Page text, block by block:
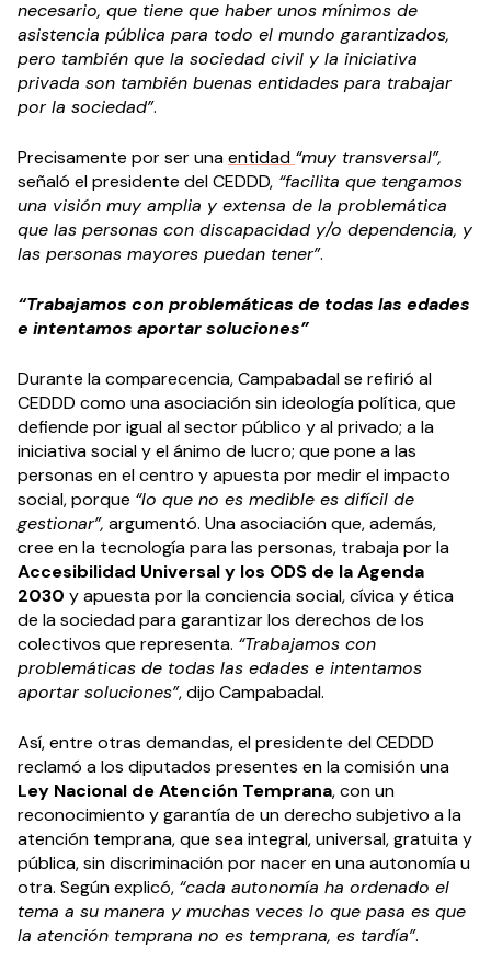
necesario, que tiene que haber unos mínimos de
asistencia pública para todo el mundo garantizados,
pero también que la sociedad civil y la iniciativa
privada son también buenas entidades para trabajar
por la sociedad”.
Precisamente por ser unaentidad “muy transversal”,
señaló el presidente del CEDDD, “facilita que tengamos
una visión muy amplia y extensa de la problemática
que las personas con discapacidad y/o dependencia, y
las personas mayores puedan tener”.
“Trabajamos con problemáticas de todas las edades
e intentamos aportar soluciones”
Durante la comparecencia, Campabadal se refirió al
CEDDD como una asociación sin ideología política, que
defiende por igual al sector público y al privado; a la
iniciativa social y el ánimo de lucro; que pone a las
personas en el centro y apuesta por medir el impacto
social, porque “lo que no es medible es difícil de
gestionar”, argumentó. Una asociación que, además,
cree en la tecnología para las personas, trabaja por la
Accesibilidad Universal y los ODS de la Agenda
2030 y apuesta por la conciencia social, cívica y ética
de la sociedad para garantizar los derechos de los
colectivos que representa. “Trabajamos con
problemáticas de todas las edades e intentamos
aportar soluciones”, dijo Campabadal.
Así, entre otras demandas, el presidente del CEDDD
reclamó a los diputados presentes en la comisión una
Ley Nacional de Atención Temprana, con un
reconocimiento y garantía de un derecho subjetivo a la
atención temprana, que sea integral, universal, gratuita y
pública, sin discriminación por nacer en una autonomía u
otra. Según explicó, “cada autonomía ha ordenado el
tema a su manera y muchas veces lo que pasa es que
la atención temprana no es temprana, es tardía”.